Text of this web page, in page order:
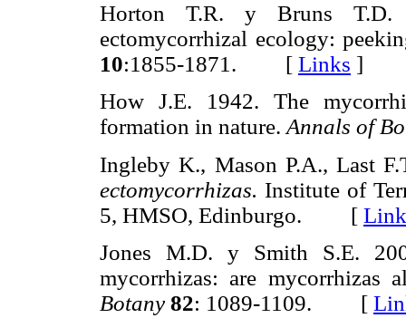
Horton T.R. y Bruns T.D.
ectomycorrhizal ecology:
10:1855-1871. [ Links ]
How J.E. 1942. The
formation in nature.Annals of
Ingleby K., Mason P.A., Last
ectomycorrhizas. Institute of
5, HMSO, Edinburgo. [
Jones M.D. y Smith S.E.
mycorrhizas: are mycorrhizas
Botany 82: 1089-1109. [